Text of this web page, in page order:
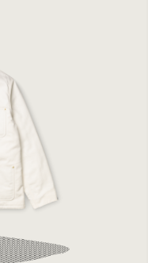
Wax Rigid